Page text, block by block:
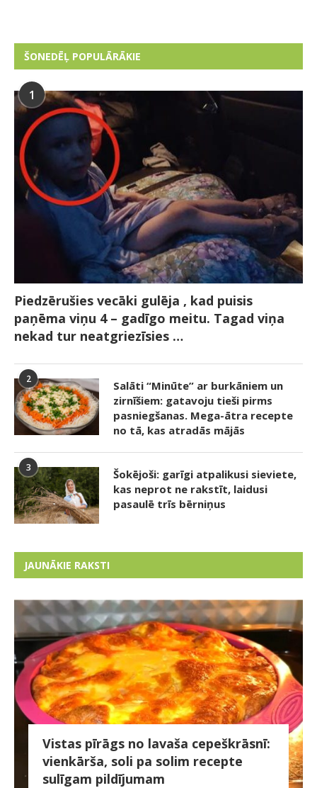
ŠONEDĒĻ POPULĀRĀKIE
1
Piedzērušies vecāki gulēja , kad puisis
paņēma viņu 4 – gadīgo meitu. Tagad viņa
nekad tur neatgriezīsies …
2
Salāti “Minūte” ar burkāniem un
zirnīšiem: gatavoju tieši pirms
pasniegšanas. Mega-ātra recepte
no tā, kas atradās mājās
3
Šokējoši: garīgi atpalikusi sieviete,
kas neprot ne rakstīt, laidusi
pasaulē trīs bērniņus
JAUNĀKIE RAKSTI
Vistas pīrāgs no lavaša cepeškrāsnī:
vienkārša, soli pa solim recepte
sulīgam pildījumam